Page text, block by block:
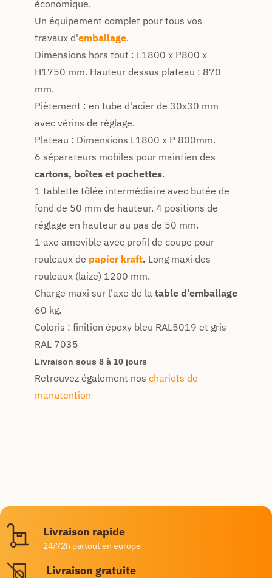
économique.
Un équipement complet pour tous vos
travaux d'emballage.
Dimensions hors tout : L1800 x P800 x
H1750 mm. Hauteur dessus plateau : 870
mm.
Piètement : en tube d'acier de 30x30 mm
avec vérins de réglage.
Plateau : Dimensions L1800 x P 800mm.
6 séparateurs mobiles pour maintien des
cartons, boîtes et pochettes.
1 tablette tôlée intermédiaire avec butée de
fond de 50 mm de hauteur. 4 positions de
réglage en hauteur au pas de 50 mm.
1 axe amovible avec profil de coupe pour
rouleaux de papier kraft. Long maxi des
rouleaux (laize) 1200 mm.
Charge maxi sur l'axe de la table d'emballage
60 kg.
Coloris : finition époxy bleu RAL5019 et gris
RAL 7035
Livraison sous 8 à 10 jours
Retrouvez également nos chariots de
manutention
Livraison rapide
24/72h partout en europe
Livraison gratuite